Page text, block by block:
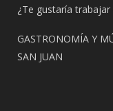
¿Te gustaría
GASTRONOMÍA Y
SAN JUAN